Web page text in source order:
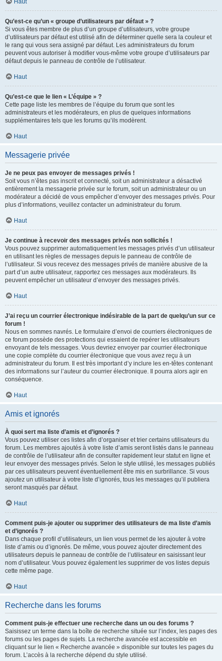
Haut
Qu’est-ce qu’un « groupe d’utilisateurs par défaut » ?
Si vous êtes membre de plus d’un groupe d’utilisateurs, votre groupe
d’utilisateurs par défaut est utilisé afin de déterminer quelle sera la couleur et
le rang qui vous sera assigné par défaut. Les administrateurs du forum
peuvent vous autoriser à modifier vous-même votre groupe d’utilisateurs par
défaut depuis le panneau de contrôle de l’utilisateur.
Haut
Qu’est-ce que le lien « L’équipe » ?
Cette page liste les membres de l’équipe du forum que sont les
administrateurs et les modérateurs, en plus de quelques informations
supplémentaires tels que les forums qu’ils modèrent.
Haut
Messagerie privée
Je ne peux pas envoyer de messages privés !
Soit vous n’êtes pas inscrit et connecté, soit un administrateur a désactivé
entièrement la messagerie privée sur le forum, soit un administrateur ou un
modérateur a décidé de vous empêcher d’envoyer des messages privés. Pour
plus d’informations, veuillez contacter un administrateur du forum.
Haut
Je continue à recevoir des messages privés non sollicités !
Vous pouvez supprimer automatiquement les messages privés d’un utilisateur
en utilisant les règles de messages depuis le panneau de contrôle de
l’utilisateur. Si vous recevez des messages privés de manière abusive de la
part d’un autre utilisateur, rapportez ces messages aux modérateurs. Ils
peuvent empêcher un utilisateur d’envoyer des messages privés.
Haut
J’ai reçu un courrier électronique indésirable de la part de quelqu’un sur ce
forum !
Nous en sommes navrés. Le formulaire d’envoi de courriers électroniques de
ce forum possède des protections qui essaient de repérer les utilisateurs
envoyant de tels messages. Vous devriez envoyer par courrier électronique
une copie complète du courrier électronique que vous avez reçu à un
administrateur du forum. Il est très important d’y inclure les en-têtes contenant
des informations sur l’auteur du courrier électronique. Il pourra alors agir en
conséquence.
Haut
Amis et ignorés
À quoi sert ma liste d’amis et d’ignorés ?
Vous pouvez utiliser ces listes afin d’organiser et trier certains utilisateurs du
forum. Les membres ajoutés à votre liste d’amis seront listés dans le panneau
de contrôle de l’utilisateur afin de consulter rapidement leur statut en ligne et
leur envoyer des messages privés. Selon le style utilisé, les messages publiés
par ces utilisateurs peuvent éventuellement être mis en surbrillance. Si vous
ajoutez un utilisateur à votre liste d’ignorés, tous les messages qu’il publiera
seront masqués par défaut.
Haut
Comment puis-je ajouter ou supprimer des utilisateurs de ma liste d’amis
et d’ignorés ?
Dans chaque profil d’utilisateurs, un lien vous permet de les ajouter à votre
liste d’amis ou d’ignorés. De même, vous pouvez ajouter directement des
utilisateurs depuis le panneau de contrôle de l’utilisateur en saisissant leur
nom d’utilisateur. Vous pouvez également les supprimer de vos listes depuis
cette même page.
Haut
Recherche dans les forums
Comment puis-je effectuer une recherche dans un ou des forums ?
Saisissez un terme dans la boîte de recherche située sur l’index, les pages des
forums ou les pages de sujets. La recherche avancée est accessible en
cliquant sur le lien « Recherche avancée » disponible sur toutes les pages du
forum. L’accès à la recherche dépend du style utilisé.